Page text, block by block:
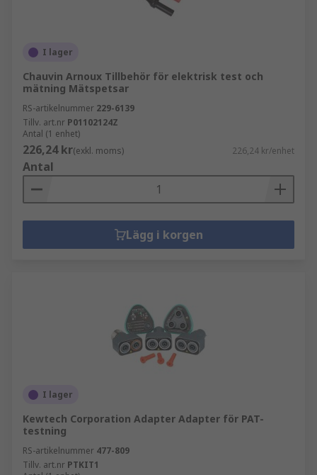
I lager
Chauvin Arnoux Tillbehör för elektrisk test och
mätning Mätspetsar
RS-artikelnummer 229-6139
Tillv. art.nr P01102124Z
Antal (1 enhet)
226,24 kr(exkl. moms) 226,24 kr/enhet
Antal
Lägg i korgen
I lager
Kewtech Corporation Adapter Adapter för PAT-
testning
RS-artikelnummer 477-809
Tillv. art.nr PTKIT1